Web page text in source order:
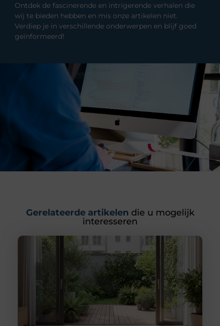
Ontdek de fascinerende en intrigerende verhalen die
wij te bieden hebben en mis onze artikelen niet.
Verdiep je in verschillende onderwerpen en blijf goed
geïnformeerd!
Gerelateerde artikelen die u mogelijk
interesseren